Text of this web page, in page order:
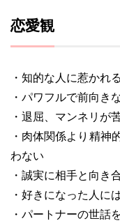
恋愛観
・知的な人に惹かれる
・パワフルで前向き
・退屈、マンネリが
・肉体関係より精神
わない
・誠実に相手と向き
・好きになった人に
・パートナーの世話